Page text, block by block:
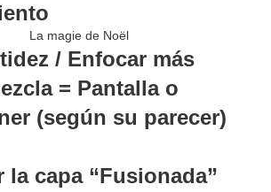
/ Enfocar más
= Pantalla o
(según su parecer)
la capa “Fusionada”